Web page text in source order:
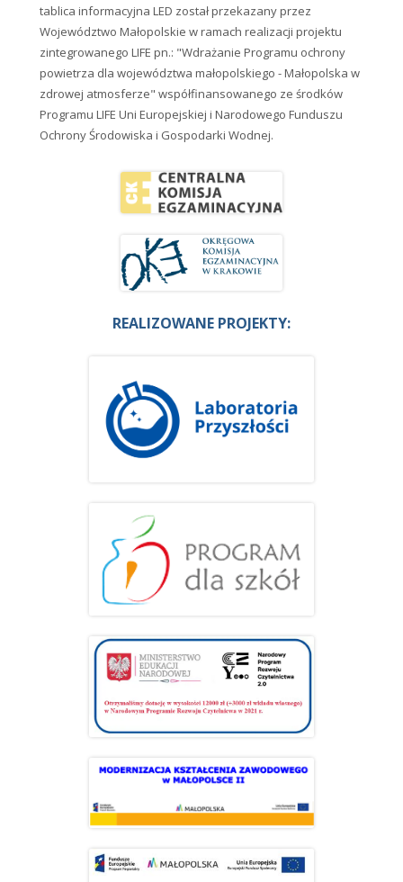
tablica informacyjna LED został przekazany przez
Województwo Małopolskie w ramach realizacji projektu
zintegrowanego LIFE pn.: "Wdrażanie Programu ochrony
powietrza dla województwa małopolskiego - Małopolska w
zdrowej atmosferze" współfinansowanego ze środków
Programu LIFE Uni Europejskiej i Narodowego Funduszu
Ochrony Środowiska i Gospodarki Wodnej.
REALIZOWANE PROJEKTY: